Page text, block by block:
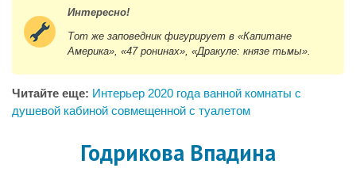
Интересно!
Тот же заповедник фигурирует в «Капитане
Америка», «47 ронинах», «Дракуле: князе тьмы».
Читайте еще: Интерьер 2020 года ванной комнаты с
душевой кабиной совмещенной с туалетом
Годрикова Впадина